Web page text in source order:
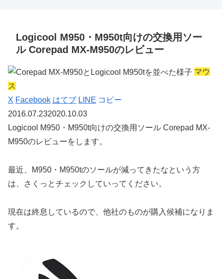
Logicool M950・M950t向けの交換用ソー
ル Corepad MX-M950のレビュー
マウ
ス
X Facebook はてブ LINE コピー
2016.07.232020.10.03
Logicool M950・M950t向けの交換用ソール Corepad MX-
M950のレビューをします。
最近、M950・M950tのソールが減ってきたなという方
は、さくっとチェックしていってください。
現在は終息しているので、他社のものが購入候補になりま
す。